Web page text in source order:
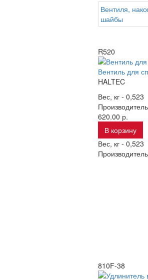
Вентиля,
шайбы
R520
Вентиль для
HALTEC
Вес, кг - 0,523
620.00 р.
В корзину
Вес, кг - 0,523
810F-38